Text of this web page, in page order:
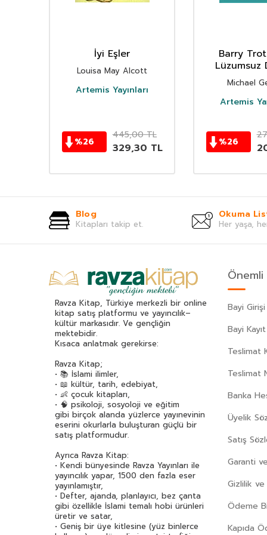
İyi Eşler
Louisa May Alcott
Artemis Yayınları
%26
445,00TL
329,30 TL
Barry
Lüzumsuz
Michael
Artemis
%26
Blog
Kitapları takip et.
Okuma
Her yaşa,
Ravza Kitap, Türkiye merkezli bir online
kitap satış platformu ve yayıncılık–
kültür markasıdır. Ve gençliğin
mektebidir.
Kısaca anlatmak gerekirse:
Ravza Kitap;
• 📚 İslami ilimler,
• 📖 kültür, tarih, edebiyat,
• 👶 çocuk kitapları,
• 🧠 psikoloji, sosyoloji ve eğitim
gibi birçok alanda yüzlerce yayınevinin
eserini okurlarla buluşturan güçlü bir
satış platformudur.
Ayrıca Ravza Kitap:
• Kendi bünyesinde Ravza Yayınları ile
yayıncılık yapar, 1500 den fazla eser
yayınlamıştır,
• Defter, ajanda, planlayıcı, bez çanta
gibi özellikle İslami temalı hobi ürünleri
üretir ve satar,
• Geniş bir üye kitlesine (yüz binlerce
Bayi Girişi
Bayi Kayıt
Teslimat
Teslimat
Banka
Üyelik
Satış
Garanti
Gizlilik
Ödeme
Kapıda